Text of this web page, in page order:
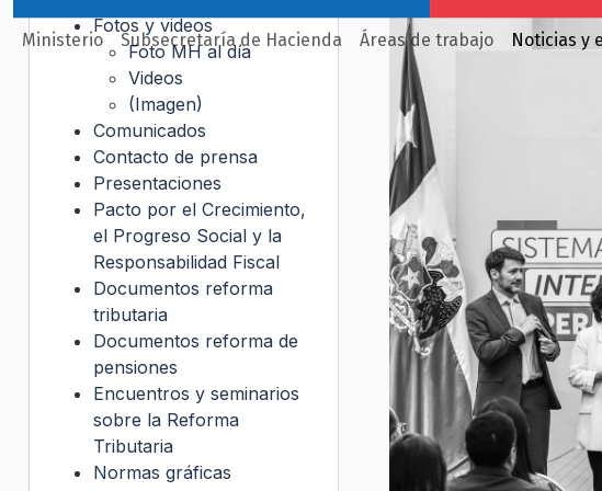
Ministerio Subsecretaría de Hacienda Áreas de trabajo Noticias y
Fotos y videos
Foto MH al día
Videos
(Imagen)
Comunicados
Contacto de prensa
Presentaciones
Pacto por el Crecimiento,
el Progreso Social y la
Responsabilidad Fiscal
Documentos reforma
tributaria
Documentos reforma de
pensiones
Encuentros y seminarios
sobre la Reforma
Tributaria
Normas gráficas